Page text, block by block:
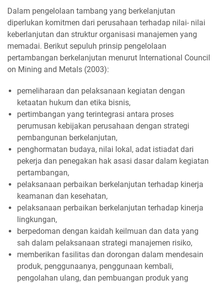
Dalam pengelolaan tambang yang berkelanjutan
diperlukan komitmen dari perusahaan terhadap nilai- nilai
keberlanjutan dan struktur organisasi manajemen yang
memadai. Berikut sepuluh prinsip pengelolaan
pertambangan berkelanjutan menurut International Council
on Mining and Metals (2003):
pemeliharaan dan pelaksanaan kegiatan dengan
ketaatan hukum dan etika bisnis,
pertimbangan yang terintegrasi antara proses
perumusan kebijakan perusahaan dengan strategi
pembangunan berkelanjutan,
penghormatan budaya, nilai lokal, adat istiadat dari
pekerja dan penegakan hak asasi dasar dalam kegiatan
pertambangan,
pelaksanaan perbaikan berkelanjutan terhadap kinerja
keamanan dan kesehatan,
pelaksanaan perbaikan berkelanjutan terhadap kinerja
lingkungan,
berpedoman dengan kaidah keilmuan dan data yang
sah dalam pelaksanaan strategi manajemen risiko,
memberikan fasilitas dan dorongan dalam mendesain
produk, penggunaanya, penggunaan kembali,
pengolahan ulang, dan pembuangan produk yang